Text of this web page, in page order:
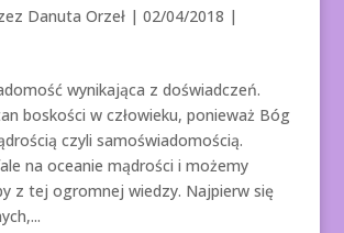
Danuta Orzeł| 02/04/2018 |
wynikająca z doświadczeń.
boskości w człowieku, ponieważ Bóg
czyli samoświadomością.
na oceanie mądrości i możemy
z tej ogromnej wiedzy. Najpierw się